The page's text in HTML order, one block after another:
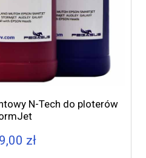
N-Tech do ploterów
zł